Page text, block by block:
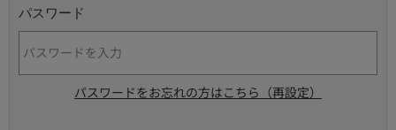
パスワード
パスワードをお忘れの方はこちら（再設定）